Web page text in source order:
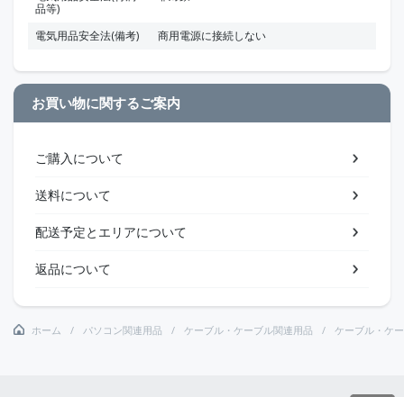
品等)
電気用品安全法(備考) 商用電源に接続しない
お買い物に関するご案内
ご購入について
送料について
配送予定とエリアについて
返品について
ホーム パソコン関連用品 ケーブル・ケーブル関連用品 ケーブル・ケ